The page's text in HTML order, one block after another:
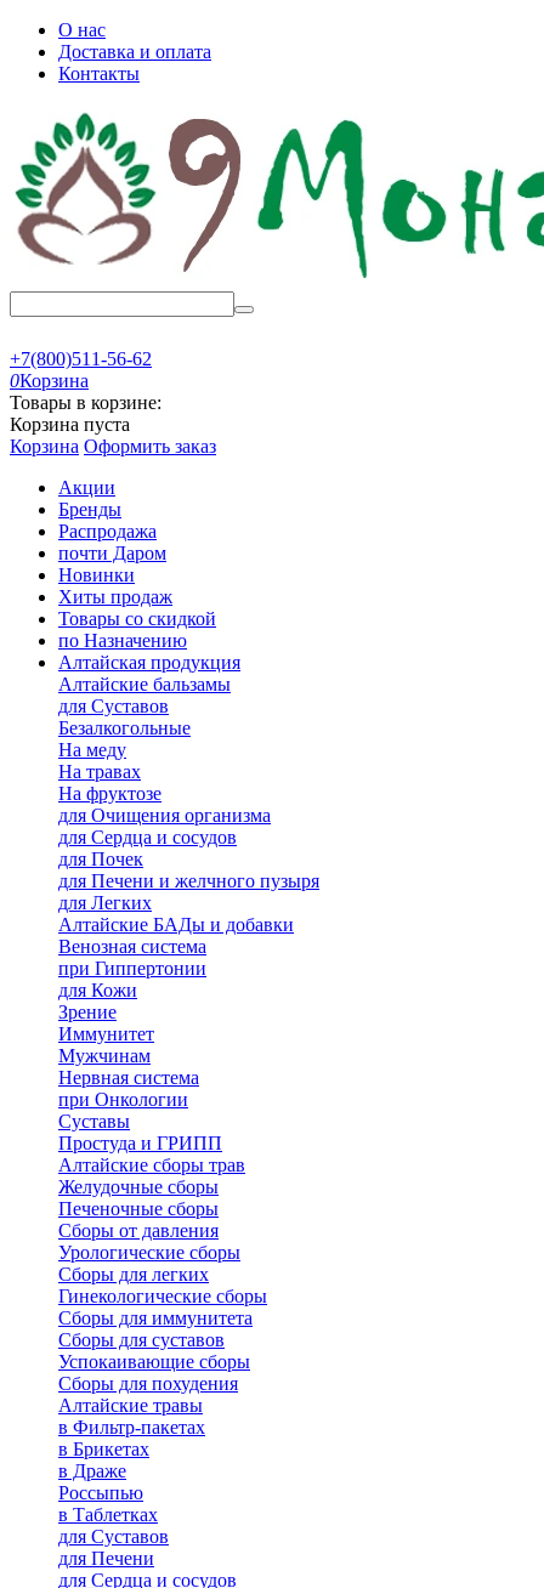
О нас
Доставка и оплата
Контакты
+7(800)511-56-62
0Корзина
Товары в корзине:
Корзина пуста
Корзина Оформить заказ
Акции
Бренды
Распродажа
почти Даром
Новинки
Хиты продаж
Товары со скидкой
по Назначению
Алтайская продукция
Алтайские бальзамы
для Суставов
Безалкогольные
На меду
На травах
На фруктозе
для Очищения организма
для Сердца и сосудов
для Почек
для Печени и желчного пузыря
для Легких
Алтайские БАДы и добавки
Венозная система
при Гиппертонии
для Кожи
Зрение
Иммунитет
Мужчинам
Нервная система
при Онкологии
Суставы
Простуда и ГРИПП
Алтайские сборы трав
Желудочные сборы
Печеночные сборы
Сборы от давления
Урологические сборы
Сборы для легких
Гинекологические сборы
Сборы для иммунитета
Сборы для суставов
Успокаивающие сборы
Сборы для похудения
Алтайские травы
в Фильтр-пакетах
в Брикетах
в Драже
Россыпью
в Таблетках
для Cуставов
для Печени
для Сердца и сосудов